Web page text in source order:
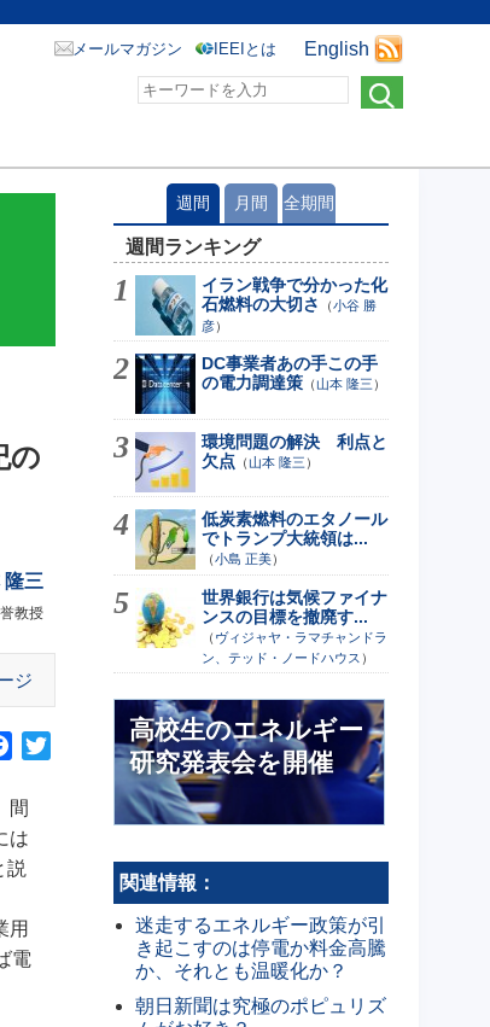
English
メールマガジン IEEIとは
の
隆三
教授
ジ
c
e
b
o
k
間
は
説
用
電
週間 月間 全期間
週間ランキング
イラン戦争で分かった化
石燃料の大切さ
（小谷 勝
彦）
DC事業者あの手この手
の電力調達策 （山本 隆三 ）
環境問題の解決 利点と
欠点 （山本 隆三 ）
低炭素燃料のエタノール
でトランプ大統領は...
（小島 正美）
世界銀行は気候ファイナ
ンスの目標を撤廃す...
（ ヴィジャヤ・ラマチャンドラ
ン、テッド・ノードハウス ）
高校生のエネルギー
研究発表会を開催
関連情報：
迷走するエネルギー政策が引
き起こすのは停電か料金高騰
か、それとも温暖化か？
朝日新聞は究極のポピュリズ